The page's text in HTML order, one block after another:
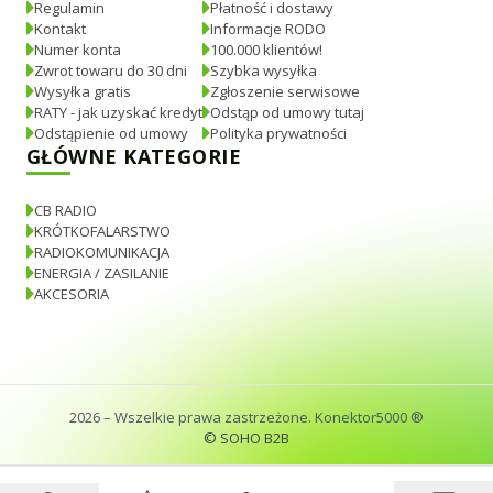
Regulamin
Kontakt
Numer konta
Zwrot towaru do 30 dni
Wysyłka gratis
RATY - jak uzyskać kredyt
Odstąpienie od umowy
Płatność i dostawy
Informacje RODO
100.000 klientów!
Szybka wysyłka
Zgłoszenie serwisowe
Odstąp od umowy tutaj
Polityka prywatności
GŁÓWNE KATEGORIE
CB RADIO
KRÓTKOFALARSTWO
RADIOKOMUNIKACJA
ENERGIA / ZASILANIE
AKCESORIA
2026– Wszelkie prawa zastrzeżone. Konektor5000 ®
© SOHO B2B